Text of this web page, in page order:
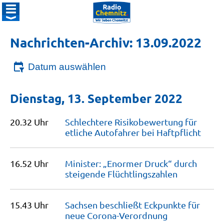
Nachrichten-Archiv: 13.09.2022
Datum auswählen
Dienstag, 13. September 2022
20.32 Uhr
Schlechtere Risikobewertung für
etliche Autofahrer bei Haftpflicht
16.52 Uhr
Minister: „Enormer Druck“ durch
steigende Flüchtlingszahlen
15.43 Uhr
Sachsen beschließt Eckpunkte für
neue Corona-Verordnung